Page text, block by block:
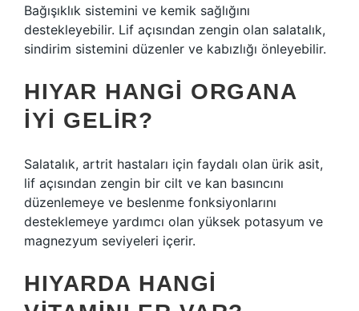
Bağışıklık sistemini ve kemik sağlığını
destekleyebilir. Lif açısından zengin olan salatalık,
sindirim sistemini düzenler ve kabızlığı önleyebilir.
HIYAR HANGI ORGANA
IYI GELIR?
Salatalık, artrit hastaları için faydalı olan ürik asit,
lif açısından zengin bir cilt ve kan basıncını
düzenlemeye ve beslenme fonksiyonlarını
desteklemeye yardımcı olan yüksek potasyum ve
magnezyum seviyeleri içerir.
HIYARDA HANGI